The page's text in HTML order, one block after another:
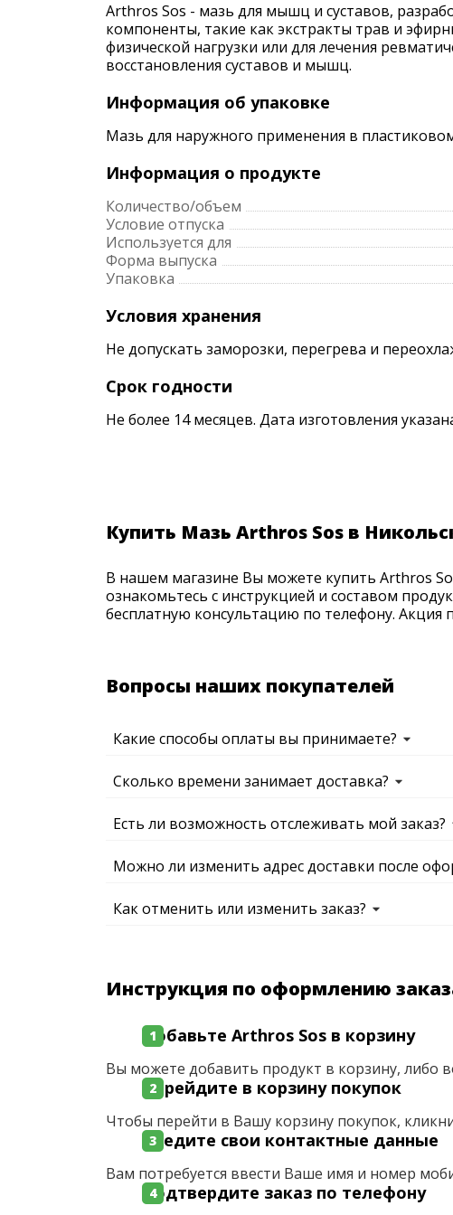
Arthros Sos - мазь для мышц и суставов,
компоненты, такие как экстракты трав и
физической нагрузки или для лечения
восстановления суставов и мышц.
Информация об упаковке
Мазь для наружного применения в
Информация о продукте
Количество/объем
Условие отпуска
Используется для
Форма выпуска
Упаковка
Условия хранения
Не допускать заморозки, перегрева и
Срок годности
Не более 14 месяцев. Дата изготовления
Купить Мазь Arthros Sos в
В нашем магазине Вы можете купить Arthros
ознакомьтесь с инструкцией и составом
бесплатную консультацию по телефону. Акция
Вопросы наших покупателей
Какие способы оплаты вы принимаете?
Сколько времени занимает доставка?
Есть ли возможность отслеживать мой заказ?
Можно ли изменить адрес доставки после
Как отменить или изменить заказ?
Инструкция по оформлению
Добавьте Arthros Sos в корзину
Вы можете добавить продукт в корзину, либо
Перейдите в корзину покупок
Чтобы перейти в Вашу корзину покупок,
Введите свои контактные данные
Вам потребуется ввести Ваше имя и номер
Подтвердите заказ по телефону